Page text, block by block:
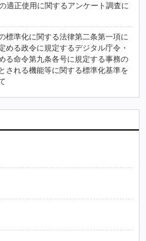
適正使用に関するアンケート調査に
標準化に関する法律第二条第一項に
める政令に規定するデジタル庁令・
る命令第九条各号に規定する事務の
される機能等に関する標準化基準を